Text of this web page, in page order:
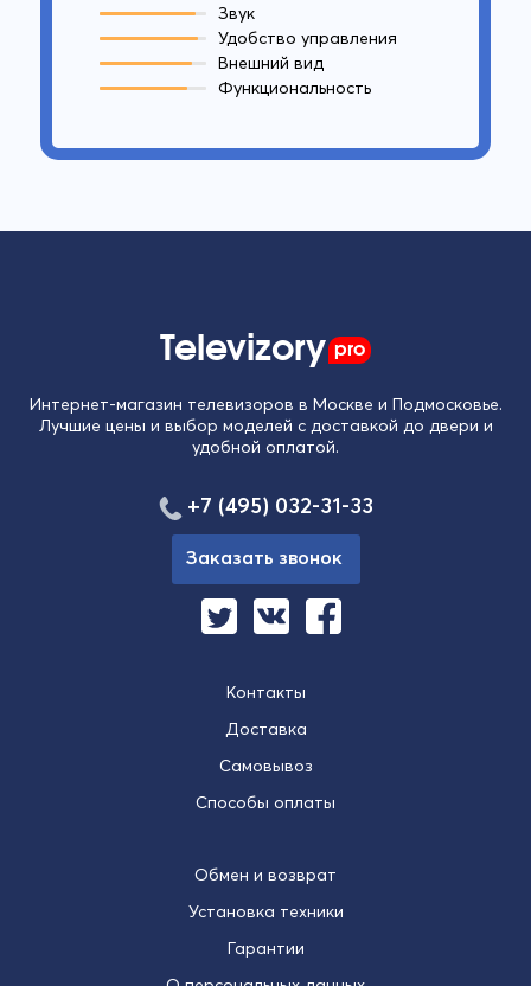
Звук
Удобство управления
Внешний вид
Функциональность
Televizory pro
Интернет-магазин телевизоров в Москве и Подмосковье.
Лучшие цены и выбор моделей с доставкой до двери и
удобной оплатой.
Контакты
Доставка
Самовывоз
Способы оплаты
Обмен и возврат
Установка техники
Гарантии
+7 (495) 032-31-33
Заказать звонок